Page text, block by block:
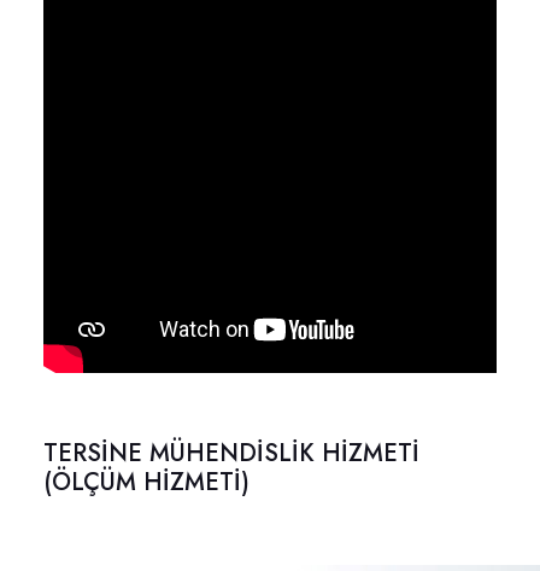
TERSİNE MÜHENDİSLİK HİZMETİ
(ÖLÇÜM HİZMETİ)